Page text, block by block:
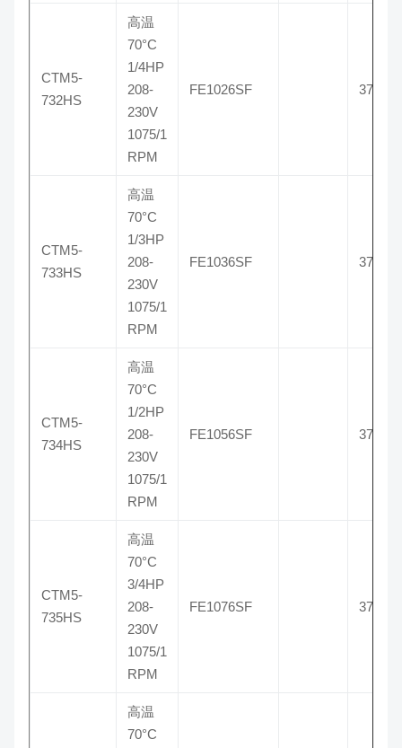
CTM5-
732HS
高温
70°C
1/4HP
208-
230V
1075/1
RPM
FE1026SF
CTM5-
733HS
高温
70°C
1/3HP
208-
230V
1075/1
RPM
FE1036SF
CTM5-
734HS
高温
70°C
1/2HP
208-
230V
1075/1
RPM
FE1056SF
CTM5-
735HS
高温
70°C
3/4HP
208-
230V
1075/1
RPM
FE1076SF
高温
70°C